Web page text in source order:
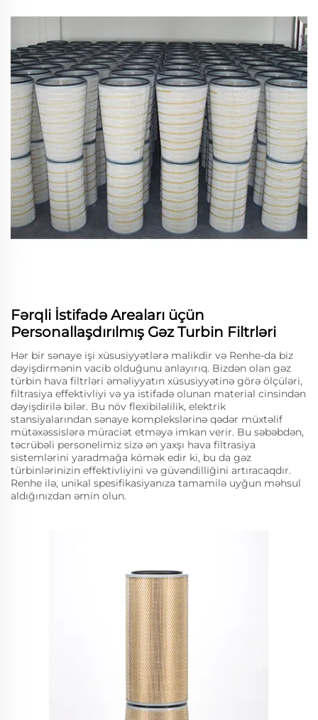
Fərqli İstifadə Areaları üçün
Personallaşdırılmış Gəz Turbin Filtrləri
Hər bir sənaye işi xüsusiyyətlərə malikdir və Renhe-da biz
dəyişdirmənin vacib olduğunu anlayırıq. Bizdən olan gəz
türbin hava filtrləri əməliyyatın xüsusiyyətinə görə ölçüləri,
filtrasiya effektivliyi və ya istifadə olunan material cinsindən
dəyişdirilə bilər. Bu növ flexibiləlilik, elektrik
stansiyalarından sənaye komplekslərinə qədər müxtəlif
mütəxəssislərə müraciət etməyə imkan verir. Bu səbəbdən,
təcrübəli personelimiz sizə ən yaxşı hava filtrasiya
sistemlərini yaradmağa kömək edir ki, bu da gəz
türbinlərinizin effektivliyini və güvəndilliğini artıracaqdır.
Renhe ilə, unikal spesifikasiyanıza tamamilə uyğun məhsul
aldığınızdan əmin olun.